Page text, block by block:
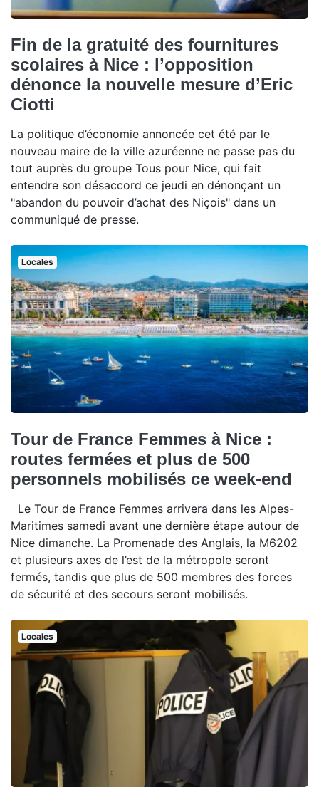
Fin de la gratuité des fournitures
scolaires à Nice : l’opposition
dénonce la nouvelle mesure d’Eric
Ciotti
La politique d’économie annoncée cet été par le
nouveau maire de la ville azuréenne ne passe pas du
tout auprès du groupe Tous pour Nice, qui fait
entendre son désaccord ce jeudi en dénonçant un
"abandon du pouvoir d’achat des Niçois" dans un
communiqué de presse.
Locales
Tour de France Femmes à Nice :
routes fermées et plus de 500
personnels mobilisés ce week-end
Le Tour de France Femmes arrivera dans les Alpes-
Maritimes samedi avant une dernière étape autour de
Nice dimanche. La Promenade des Anglais, la M6202
et plusieurs axes de l’est de la métropole seront
fermés, tandis que plus de 500 membres des forces
de sécurité et des secours seront mobilisés.
Locales